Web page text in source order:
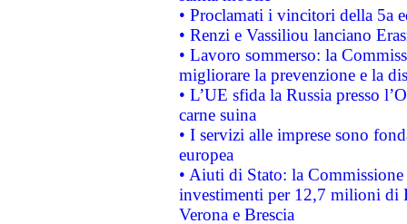
• Proclamati i vincitori della 5a
• Renzi e Vassiliou lanciano
• Lavoro sommerso: la
migliorare la prevenzione e la
• L’UE sfida la Russia presso
carne suina
• I servizi alle imprese sono
europea
• Aiuti di Stato: la
investimenti per 12,7 milioni di
Verona e Brescia